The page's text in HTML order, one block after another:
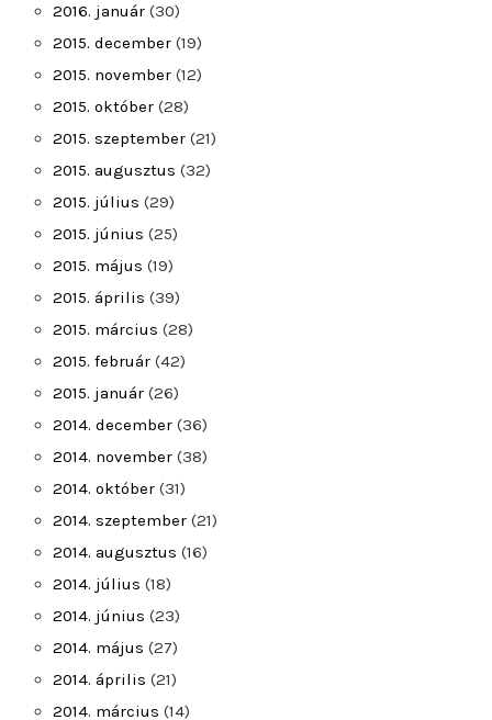
2016. január (30)
2015. december (19)
2015. november (12)
2015. október (28)
2015. szeptember (21)
2015. augusztus (32)
2015. július (29)
2015. június (25)
2015. május (19)
2015. április (39)
2015. március (28)
2015. február (42)
2015. január (26)
2014. december (36)
2014. november (38)
2014. október (31)
2014. szeptember (21)
2014. augusztus (16)
2014. július (18)
2014. június (23)
2014. május (27)
2014. április (21)
2014. március (14)